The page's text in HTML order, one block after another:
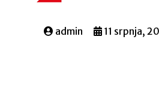
admin 11 srpnja,